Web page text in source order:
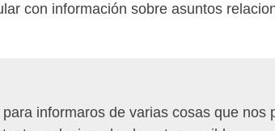
con información sobre asuntos
informaros de varias cosas que nos